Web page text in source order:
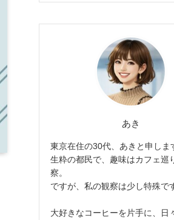
あき
東京在住の30代、あきと申しま
生粋の都民で、趣味はカフェ巡
察。
ですが、私の観察は少し特殊で
大好きなコーヒーを片手に、日